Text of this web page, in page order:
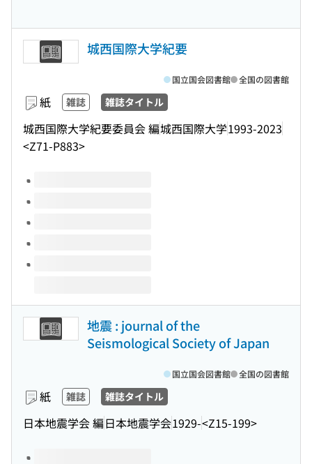
城西国際大学紀要
紙 雑誌 雑誌タイトル
城西国際大学紀要委員会 編城西国際大学1993-2023
<Z71-P883>
国立国会図書館 全国の図書館
このタイトルの巻号
地震 : journal of the
Seismological Society of Japan
紙 雑誌 雑誌タイトル
日本地震学会 編日本地震学会1929-<Z15-199>
国立国会図書館 全国の図書館
このタイトルの巻号